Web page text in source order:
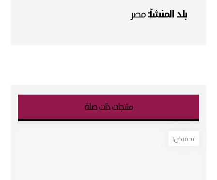
بلد المنشأ:مصر
منتجات ذات صلة
تخفيض!